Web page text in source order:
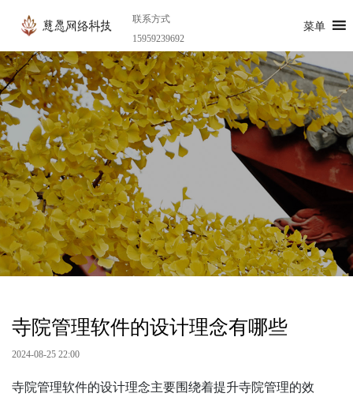
联系方式
15959239692
菜单
寺院管理软件的设计理念有哪些
2024-08-25 22:00
寺院管理软件的设计理念主要围绕着提升寺院管理的效